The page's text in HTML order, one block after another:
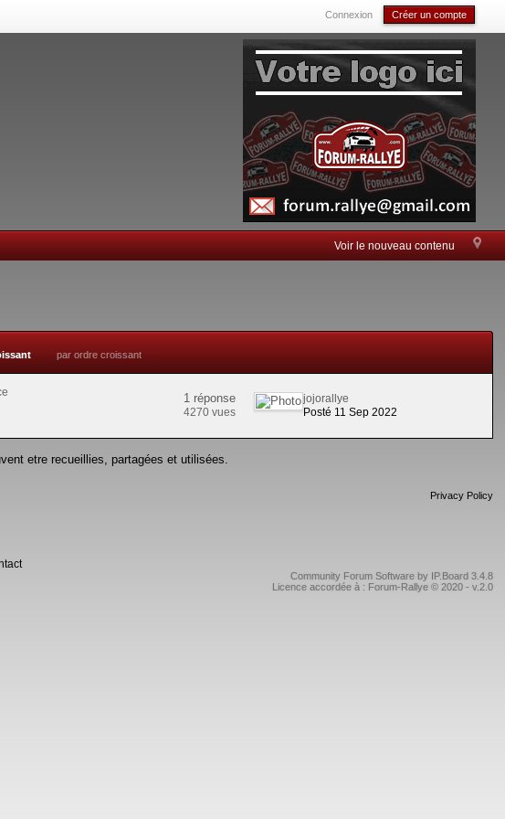
Connexion Créer un compte
Voir le nouveau contenu
par ordre croissant
1 réponse
4270 vues
jojorallye
Posté 11 Sep 2022
etre recueillies, partagées et utilisées.
Privacy Policy
Community Forum Software by IP.Board 3.4.8
Licence accordée à : Forum-Rallye © 2020 - v.2.0